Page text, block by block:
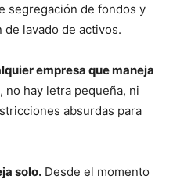
segregación de fondos y
lavado de activos.
empresa que maneja
no hay letra pequeña, ni
absurdas para
solo. Desde el momento